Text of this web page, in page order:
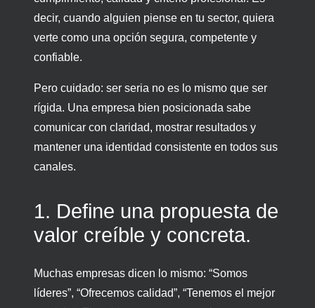
decir, cuando alguien piense en tu sector, quiera
verte como una opción segura, competente y
confiable.
Pero cuidado: ser seria no es lo mismo que ser
rígida. Una empresa bien posicionada sabe
comunicar con claridad, mostrar resultados y
mantener una identidad consistente en todos sus
canales.
1. Define una propuesta de
valor creíble y concreta.
Muchas empresas dicen lo mismo: “Somos
líderes”, “Ofrecemos calidad”, “Tenemos el mejor